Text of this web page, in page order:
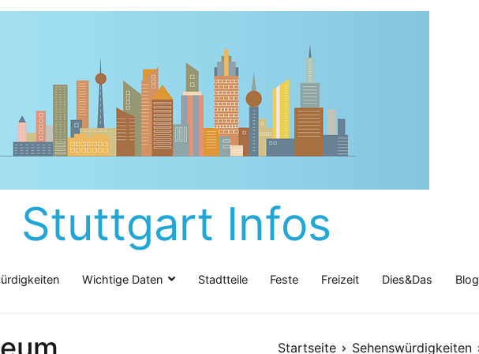
Stuttgart Infos
Wichtige Daten Stadtteile Feste Freizeit Dies&Das Blog
Startseite Sehenswürdigkeiten